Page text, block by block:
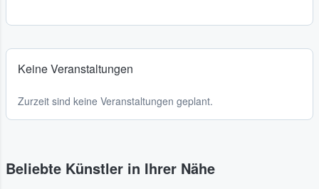
Keine Veranstaltungen
Zurzeit sind keine Veranstaltungen geplant.
Beliebte Künstler in Ihrer Nähe